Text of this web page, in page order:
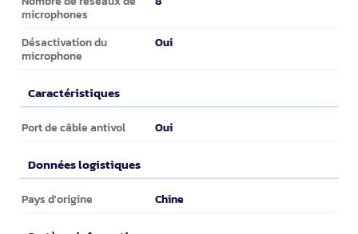
microphones
Désactivation du
microphone
Oui
Caractéristiques
Caractéristiques
Port de câble antivol Oui
Données logistiques
Données logistiques
Pays d'origine Chine